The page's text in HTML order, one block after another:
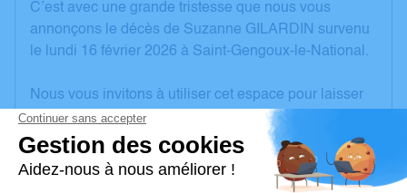
C’est avec une grande tristesse que nous vous
annonçons le décès de Suzanne GILARDIN survenu
le lundi 16 février 2026 à Saint-Gengoux-le-National.
Nous vous invitons à utiliser cet espace pour laisser
vos condoléances, partager des photos souvenirs,
une anecdote ou exprimer vos pensées à travers des
poèmes ou des textes. Cet endroit est un lieu
d'expression dédié à honorer la mémoire de Suzanne